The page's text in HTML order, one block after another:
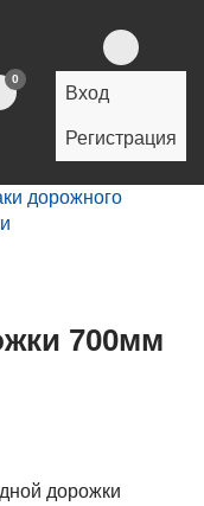
0
Вход
Регистрация
дорожного
700мм
дорожки